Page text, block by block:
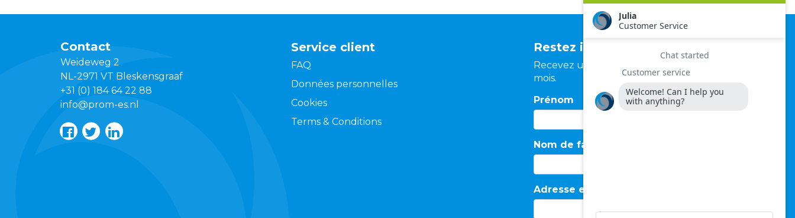
Contact
Weideweg 2
NL-2971 VT Bleskensgraaf
+31 (0) 184 64 22 88
info@prom-es.nl
Service client
FAQ
Données personnelles
Cookies
Terms & Conditions
Restez informé
Recevez une newsletter une fois par
mois.
Prénom
Nom de famille
Adresse e-mail